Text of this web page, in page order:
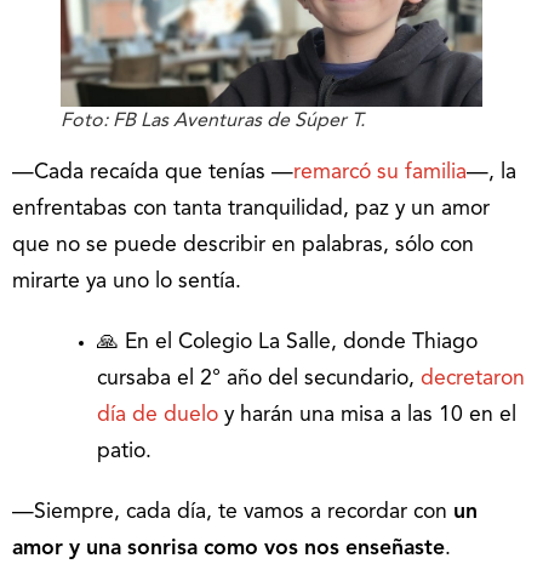
Foto: FB Las Aventuras de Súper T.
—Cada recaída que tenías —remarcó su familia—, la
enfrentabas con tanta tranquilidad, paz y un amor
que no se puede describir en palabras, sólo con
mirarte ya uno lo sentía.
🙏 En el Colegio La Salle, donde Thiago
cursaba el 2° año del secundario, decretaron
día de duelo y harán una misa a las 10 en el
patio.
—Siempre, cada día, te vamos a recordar con un
amor y una sonrisa como vos nos enseñaste.